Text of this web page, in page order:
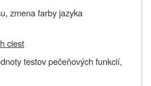
zmena farby jazyka
ciest
testov pečeňových funkcií,